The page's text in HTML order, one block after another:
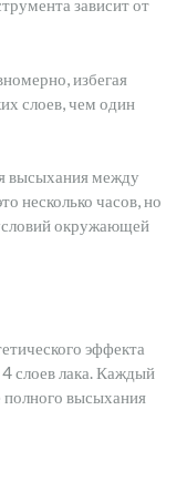
зависит от
избегая
слоев, чем один
высыхания между
несколько часов, но
окружающей
эффекта
слоев лака. Каждый
полного высыхания